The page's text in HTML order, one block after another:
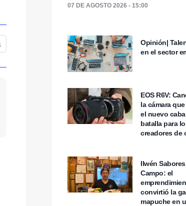
07 DE AGOSTO 2026 - 15:00
Opinión|
en el sector
EOS R6V:
la cámara
el nuevo
batalla para
creadores de
Ilwén
Campo: el
convirtió la
mapuche en